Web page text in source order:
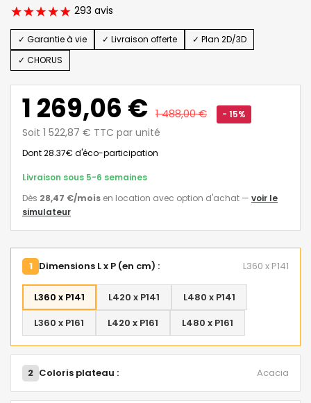
293 avis
✓ Garantie à vie ✓ Livraison offerte
✓ Plan 2D/3D
✓ CHORUS
1 269,06 € 1 488,00 € - 15%
Soit 1 522,87 € TTC par unité
Dont 28.37€ d'éco-participation
Livraison sous 5-6 semaines
Dès 28,47 €/mois en location avec option d'achat — voir le
simulateur
1 Dimensions L x P (en cm) : L360 x P141
L360 x P141 L420 x P141
L480 x P141
L360 x P161
L420 x P161 L480 x P161
2 Coloris plateau : Acacia